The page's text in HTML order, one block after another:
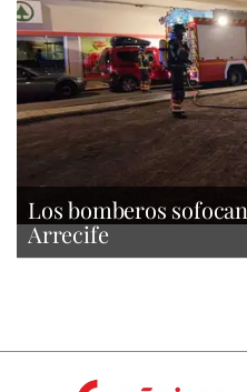
Los bomberos
Arrecife